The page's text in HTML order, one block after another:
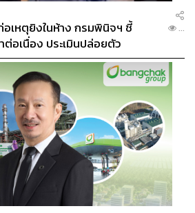
อเหตุยิงในห้าง กรมพินิจฯ ชี้
อเนื่อง ประเมินปล่อยตัว
...